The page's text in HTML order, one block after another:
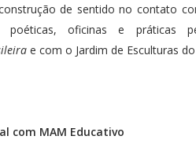
de sentido no contato
poéticas, oficinas e práticas
e com o Jardim de Esculturas
com MAM Educativo